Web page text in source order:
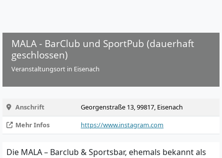
MALA - BarClub und SportPub (dauerhaft
geschlossen)
Veranstaltungsort in Eisenach
Anschrift
Georgenstraße 13, 99817, Eisenach
Mehr Infos
https://www.instagram.com
Die MALA – Barclub & Sportsbar, ehemals bekannt als